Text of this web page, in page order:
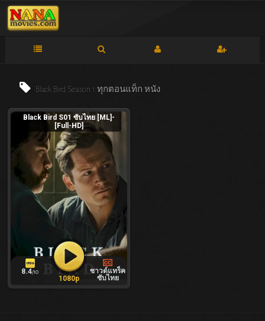
Black Bird Season 1 ทุกตอนแท็ก หนัง
Black Bird S01 ซับไทย [ML]-
[Full-HD]
8.4/10
ซาวด์แทร็ค
ซับไทย
1080p